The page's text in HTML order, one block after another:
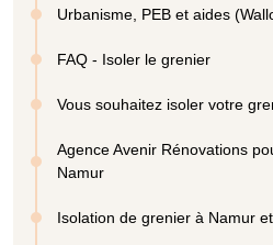
Urbanisme, PEB et aides
FAQ - Isoler le grenier
Vous souhaitez isoler votre
Agence Avenir Rénovations
Namur
Isolation de grenier à Namur